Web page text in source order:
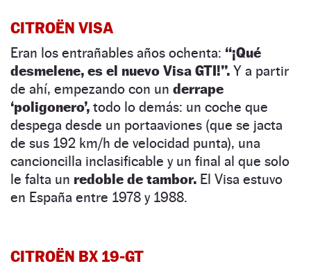
CITROËN VISA
Eran los entrañables años ochenta: “¡Qué
desmelene, es el nuevo Visa GTI!”. Y a partir
de ahí, empezando con un derrape
‘poligonero’, todo lo demás: un coche que
despega desde un portaaviones (que se jacta
de sus 192 km/h de velocidad punta), una
cancioncilla inclasificable y un final al que solo
le falta un redoble de tambor. El Visa estuvo
en España entre 1978 y 1988.
CITROËN BX 19-GT